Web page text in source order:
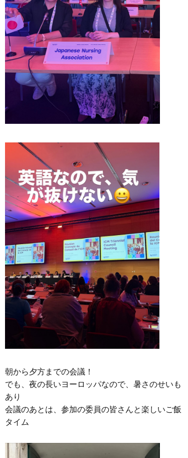
朝から夕方までの会議！
でも、夜の長いヨーロッパなので、暑さのせいも
あり
会議のあとは、参加の委員の皆さんと楽しいご飯
タイム